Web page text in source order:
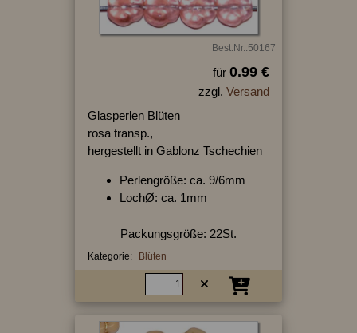
Best.Nr.:50167
für 0.99 €
zzgl. Versand
Glasperlen Blüten
rosa transp.,
hergestellt in Gablonz Tschechien
Perlengröße: ca. 9/6mm
LochØ: ca. 1mm
Packungsgröße: 22St.
Kategorie: Blüten